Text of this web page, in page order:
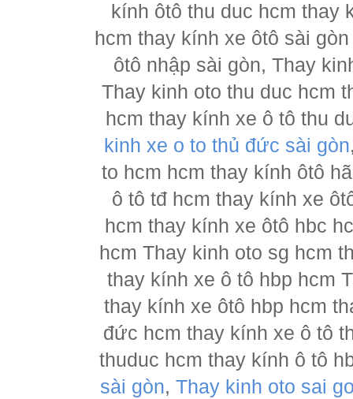
kính ôtô thu duc hcm thay
hcm thay kính xe ôtô sài
ôtô nhập sài gòn, Thay
Thay kinh oto thu duc hcm
hcm thay kính xe ô tô thu
kinh xe o to thủ đức sài gòn
to hcm hcm thay kính ôtô
ô tô tđ hcm thay kính xe
hcm thay kính xe ôtô hbc
hcm Thay kinh oto sg hcm
thay kính xe ô tô hbp hcm
thay kính xe ôtô hbp hcm
đức hcm thay kính xe ô tô
thuduc hcm thay kính ô tô
sài gòn, Thay kinh oto sai